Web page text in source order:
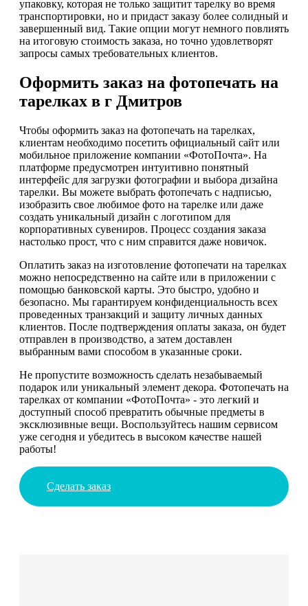
упаковку, которая не только защитит тарелку во время
транспортировки, но и придаст заказу более солидный и
завершенный вид. Такие опции могут немного повлиять
на итоговую стоимость заказа, но точно удовлетворят
запросы самых требовательных клиентов.
Оформить заказ на фотопечать на
тарелках в г Дмитров
Чтобы оформить заказ на фотопечать на тарелках,
клиентам необходимо посетить официальный сайт или
мобильное приложение компании «ФотоПочта». На
платформе предусмотрен интуитивно понятный
интерфейс для загрузки фотографии и выбора дизайна
тарелки. Вы можете выбрать фотопечать с надписью,
изобразить свое любимое фото на тарелке или даже
создать уникальный дизайн с логотипом для
корпоративных сувениров. Процесс создания заказа
настолько прост, что с ним справится даже новичок.
Оплатить заказ на изготовление фотопечати на тарелках
можно непосредственно на сайте или в приложении с
помощью банковской карты. Это быстро, удобно и
безопасно. Мы гарантируем конфиденциальность всех
проведенных транзакций и защиту личных данных
клиентов. После подтверждения оплаты заказа, он будет
отправлен в производство, а затем доставлен
выбранным вами способом в указанные сроки.
Не пропустите возможность сделать незабываемый
подарок или уникальный элемент декора. Фотопечать на
тарелках от компании «ФотоПочта» - это легкий и
доступный способ превратить обычные предметы в
эксклюзивные вещи. Воспользуйтесь нашим сервисом
уже сегодня и убедитесь в высоком качестве нашей
работы!
Сделать заказ